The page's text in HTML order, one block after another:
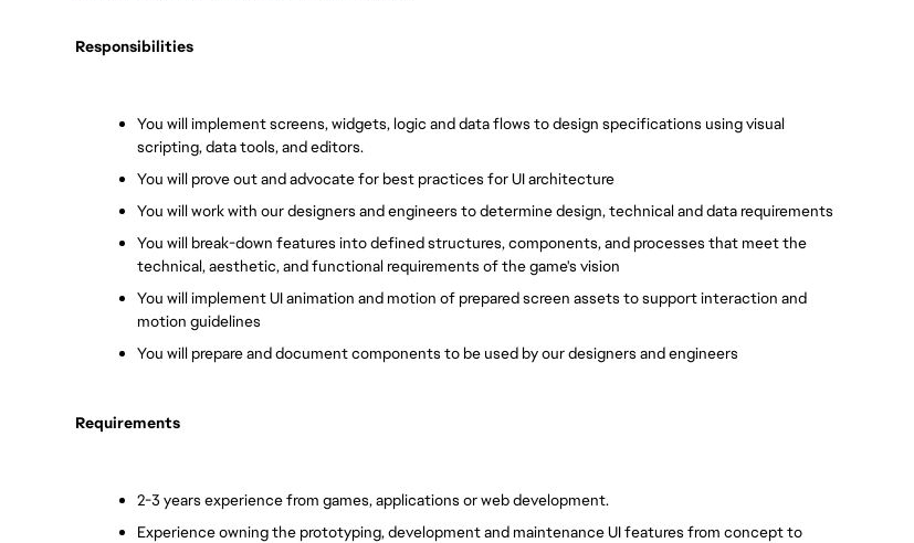
Responsibilities
You will implement screens, widgets, logic and data flows to design specifications using visual
scripting, data tools, and editors.
You will prove out and advocate for best practices for UI architecture
You will work with our designers and engineers to determine design, technical and data requirements
You will break-down features into defined structures, components, and processes that meet the
technical, aesthetic, and functional requirements of the game's vision
You will implement UI animation and motion of prepared screen assets to support interaction and
motion guidelines
You will prepare and document components to be used by our designers and engineers
Requirements
2-3 years experience from games, applications or web development.
Experience owning the prototyping, development and maintenance UI features from concept to